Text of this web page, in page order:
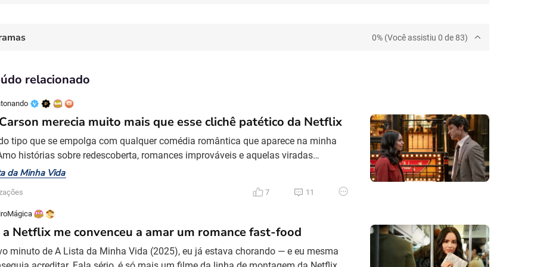
0% (Você assistiu 0 de 83)
relacionado
merecia muito mais que esse clichê patético da Netflix
tipo que se empolga com qualquer comédia romântica que aparece na minha
histórias sobre redescoberta, romances improváveis e aquelas viradas
que fazem a gente suspirar no final. Então, quando vi que a Netflix lançou A
feira para assistir. Tinha tudo para ser um film
da Minha Vida
7 11
a Netflix me convenceu a amar um romance fast-food
minuto de A Lista da Minha Vida (2025), eu já estava chorando — e eu mesma